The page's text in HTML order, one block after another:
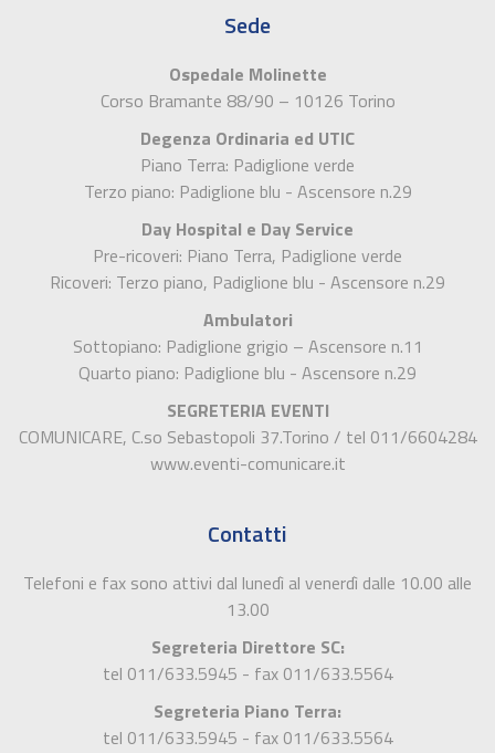
Sede
Ospedale Molinette
Corso Bramante 88/90 – 10126 Torino
Degenza Ordinaria ed UTIC
Piano Terra: Padiglione verde
Terzo piano: Padiglione blu - Ascensore n.29
Day Hospital e Day Service
Pre-ricoveri: Piano Terra, Padiglione verde
Ricoveri: Terzo piano, Padiglione blu - Ascensore n.29
Ambulatori
Sottopiano: Padiglione grigio – Ascensore n.11
Quarto piano: Padiglione blu - Ascensore n.29
SEGRETERIA EVENTI
COMUNICARE, C.so Sebastopoli 37.Torino / tel 011/6604284
www.eventi-comunicare.it
Contatti
Telefoni e fax sono attivi dal lunedì al venerdì dalle 10.00 alle
13.00
Segreteria Direttore SC:
tel 011/633.5945 - fax 011/633.5564
Segreteria Piano Terra:
tel 011/633.5945 - fax 011/633.5564